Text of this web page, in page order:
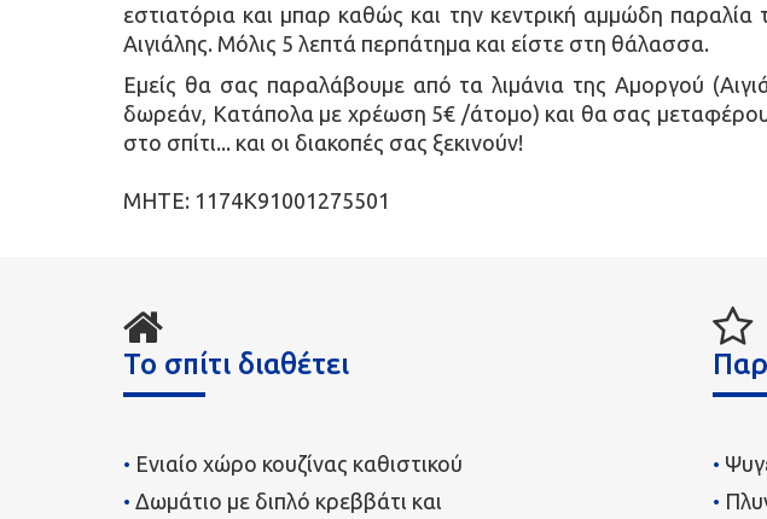
εστιατόρια και μπαρ καθώς και την κεντρική αμμώδη παραλία
Αιγιάλης. Μόλις 5 λεπτά περπάτημα και είστε στη θάλασσα.
Εμείς θα σας παραλάβουμε από τα λιμάνια της Αμοργού
δωρεάν, Κατάπολα με χρέωση 5€ /άτομο) και θα σας
στο σπίτι... και οι διακοπές σας ξεκινούν!
ΜΗΤΕ: 1174K91001275501
Το σπίτι διαθέτει
Ενιαίο χώρο κουζίνας καθιστικού
Δωμάτιο με διπλό κρεββάτι και